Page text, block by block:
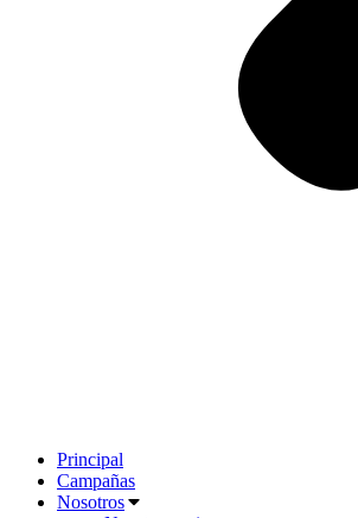
Principal
Campañas
Nosotros